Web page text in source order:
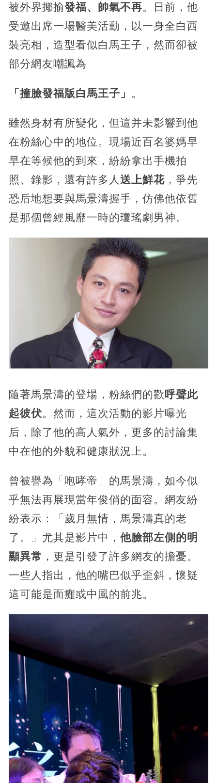
被外界揶揄發福、帥氣不再。日前，他
受邀出席一場醫美活動，以一身全白西
裝亮相，造型看似白馬王子，然而卻被
部分網友嘲諷為
「撞臉發福版白馬王子」 。
雖然身材有所變化， 但這并未影響到他
在粉絲心中的地位。現場近百名婆媽早
早在等候他的到來，紛紛拿出手機拍
照、錄影，還有許多人 送上鮮花，爭先
恐后地想要與馬景濤握手，仿佛他依舊
是那個曾經風靡一時的瓊瑤劇男神。
隨著馬景濤的登場，粉絲們的歡 呼聲此
起彼伏。然而，這次活動的影片曝光
后，除了他的高人氣外，更多的討論集
中在他的外貌和健康狀況上。
曾被譽為「咆哮帝」的馬景濤，如今似
乎無法再展現當年俊俏的面容。網友紛
紛表示：「歲月無情，馬景濤真的老
了。」尤其是影片中， 他臉部左側的明
顯異常 ，更是引發了許多網友的擔憂。
一些人指出，他的嘴巴似乎歪斜，懷疑
這可能是面癱或中風的前兆。